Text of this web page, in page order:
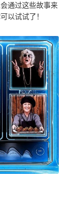
通过这些故事来
以试试了！